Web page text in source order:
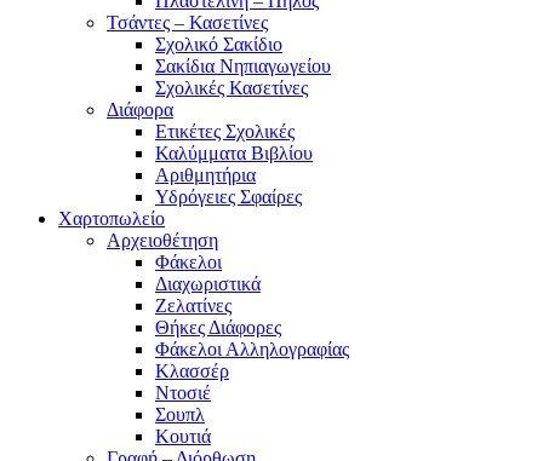
Τσάντες – Κασετίνες
Σχολικό Σακίδιο
Σακίδια Νηπιαγωγείου
Σχολικές Κασετίνες
Διάφορα
Ετικέτες Σχολικές
Καλύμματα Βιβλίου
Αριθμητήρια
Υδρόγειες Σφαίρες
Χαρτοπωλείο
Αρχειοθέτηση
Φάκελοι
Διαχωριστικά
Ζελατίνες
Θήκες Διάφορες
Φάκελοι Αλληλογραφίας
Κλασσέρ
Ντοσιέ
Σουπλ
Κουτιά